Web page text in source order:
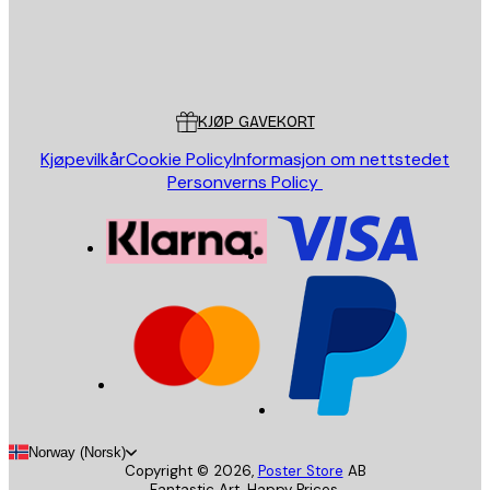
KJØP GAVEKORT
KjøpevilkårCookie PolicyInformasjon om nettstedet
Personverns Policy
Norway (Norsk)
Copyright © 2026, Poster Store AB